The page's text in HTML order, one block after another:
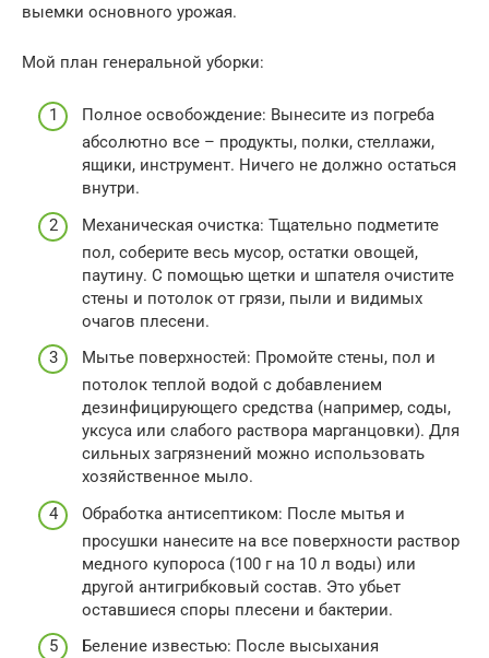
выемки основного урожая.
Мой план генеральной уборки:
Полное освобождение: Вынесите из погреба
абсолютно все – продукты, полки, стеллажи,
ящики, инструмент. Ничего не должно остаться
внутри.
Механическая очистка: Тщательно подметите
пол, соберите весь мусор, остатки овощей,
паутину. С помощью щетки и шпателя очистите
стены и потолок от грязи, пыли и видимых
очагов плесени.
Мытье поверхностей: Промойте стены, пол и
потолок теплой водой с добавлением
дезинфицирующего средства (например, соды,
уксуса или слабого раствора марганцовки). Для
сильных загрязнений можно использовать
хозяйственное мыло.
Обработка антисептиком: После мытья и
просушки нанесите на все поверхности раствор
медного купороса (100 г на 10 л воды) или
другой антигрибковый состав. Это убьет
оставшиеся споры плесени и бактерии.
Беление известью: После высыхания